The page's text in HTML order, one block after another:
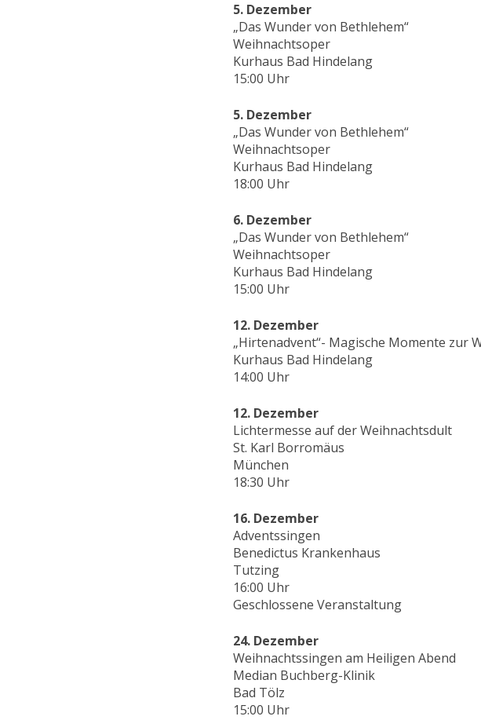
5. Dezember
„Das Wunder von Bethlehem“
Weihnachtsoper
Kurhaus Bad Hindelang
15:00 Uhr
5. Dezember
„Das Wunder von Bethlehem“
Weihnachtsoper
Kurhaus Bad Hindelang
18:00 Uhr
6. Dezember
„Das Wunder von Bethlehem“
Weihnachtsoper
Kurhaus Bad Hindelang
15:00 Uhr
12. Dezember
„Hirtenadvent“- Magische Momente zur
Kurhaus Bad Hindelang
14:00 Uhr
12. Dezember
Lichtermesse auf der Weihnachtsdult
St. Karl Borromäus
München
18:30 Uhr
16. Dezember
Adventssingen
Benedictus Krankenhaus
Tutzing
16:00 Uhr
Geschlossene Veranstaltung
24. Dezember
Weihnachtssingen am Heiligen Abend
Median Buchberg-Klinik
Bad Tölz
15:00 Uhr